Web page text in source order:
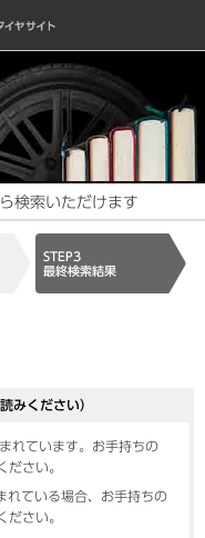
検索いただけます
STEP3
最終検索結果
みください）
れています。お手持ちの
ださい。
れている場合、お手持ちの
ださい。